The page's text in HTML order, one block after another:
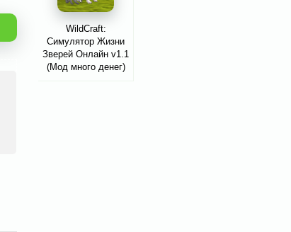
WildCraft:
Симулятор Жизни
Зверей Онлайн v1.1
(Мод много денег)